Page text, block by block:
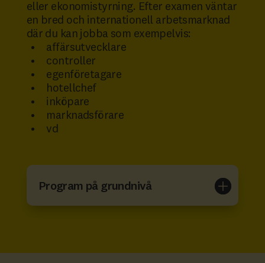
eller ekonomistyrning. Efter examen väntar
en bred och internationell arbetsmarknad
där du kan jobba som exempelvis:
affärsutvecklare
controller
egenföretagare
hotellchef
inköpare
marknadsförare
vd
Program på grundnivå